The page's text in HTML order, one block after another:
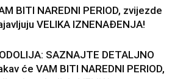
BITI NAREDNI PERIOD, zvijezde
VELIKA IZNENAĐENJA!
SAZNAJTE DETALJNO
će VAM BITI NAREDNI PERIOD,